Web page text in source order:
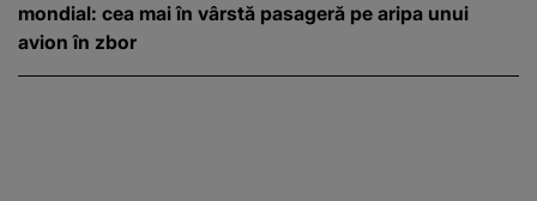
mondial: cea mai în vârstă pasageră pe aripa unui
avion în zbor